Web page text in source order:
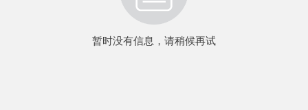
暂时没有信息，请稍候再试